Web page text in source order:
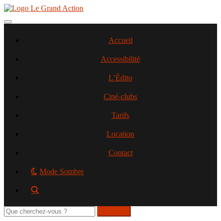
Aller
contenu
Toggle navigation
Accueil
Accessibilité
L’Édito
Ciné-clubs
Tarifs
Location
Contact
Mode Sombre
Rechercher
sur